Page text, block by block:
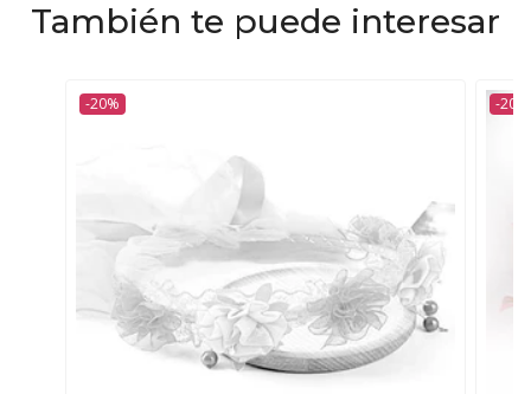
También te puede interesar
-20% -20%